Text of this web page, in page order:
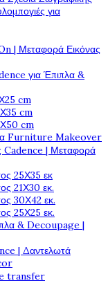
για
| Μεταφορά Εικόνας
για Έπιπλα &
cm
cm
cm
Furniture Makeover
| Μεταφορά
25Χ35 εκ
21Χ30 εκ.
30Χ42 εκ.
25Χ25 εκ.
& Decoupage |
| Δαντελωτά
transfer